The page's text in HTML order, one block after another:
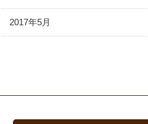
2017年5月